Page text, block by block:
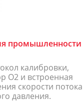
промышленности
калибровки,
O2 и встроенная
скорости потока
давления.